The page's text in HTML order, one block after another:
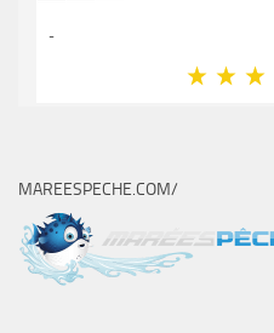
MAREESPECHE.COM/